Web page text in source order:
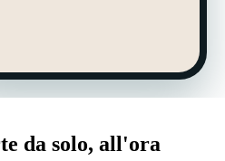
da solo, all'ora